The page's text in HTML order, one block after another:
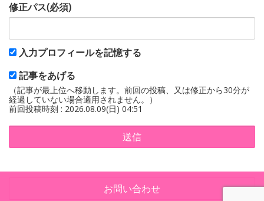
修正パス(必須)
入力プロフィールを記憶する
記事をあげる
（記事が最上位へ移動します。前回の投稿、又は修正から30分が
経過していない場合適用されません。）
前回投稿時刻 : 2026.08.09(日) 04:51
送信
お問い合わせ